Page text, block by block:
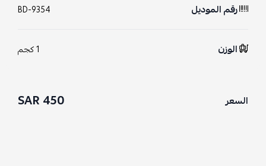
رقم الموديل BD-9354
الوزن 1 كجم
السعر 450 SAR